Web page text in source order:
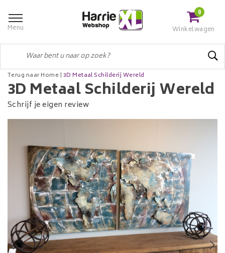
Menu
0
Winkelwagen
Terug naar Home | 3D Metaal Schilderij Wereld
3D Metaal Schilderij Wereld
Schrijf je eigen review